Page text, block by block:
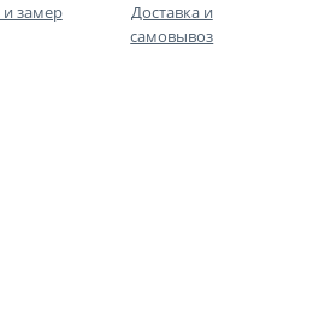
замер
Доставка и
самовывоз